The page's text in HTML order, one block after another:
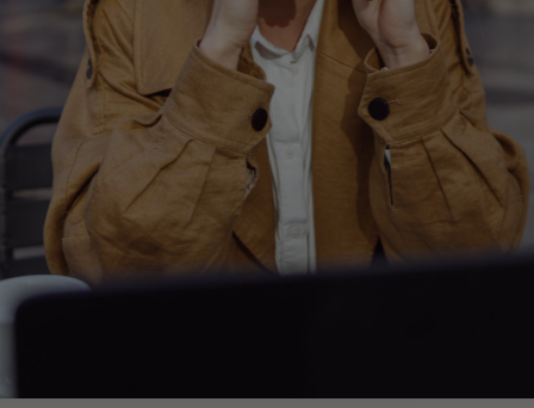
Analysis
Performance Transformation